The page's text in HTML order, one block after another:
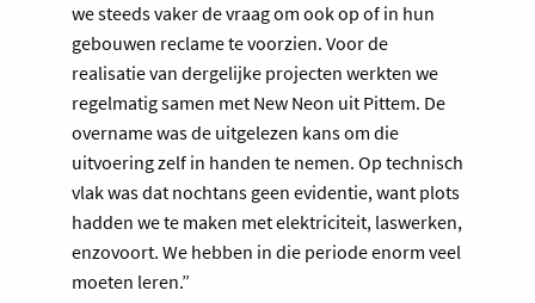
we steeds vaker de vraag om ook op of in hun
gebouwen reclame te voorzien. Voor de
realisatie van dergelijke projecten werkten we
regelmatig samen met New Neon uit Pittem. De
overname was de uitgelezen kans om die
uitvoering zelf in handen te nemen. Op technisch
vlak was dat nochtans geen evidentie, want plots
hadden we te maken met elektriciteit, laswerken,
enzovoort. We hebben in die periode enorm veel
moeten leren.”